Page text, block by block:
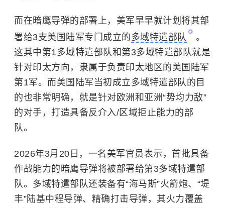
而在暗鹰导弹的部署上，美军早早就计划将其部
署给3支美国陆军专门成立的多域特遣部队
。
这其中第1多域特遣部队和第3多域特遣部队就是
针对印太方向，隶属于负责印太地区的美国陆军
第1军。而美国陆军当初成立多域特遣部队的目
的也非常明确，就是针对欧洲和亚洲“势均力敌”
的对手，打造具备反介入/区域拒止能力的部
队。
2026年3月20日，一名美军官员表示，首批具备
作战能力的暗鹰导弹将被部署给第3多域特遣部
队。多域特遣部队还装备有“海马斯”火箭炮、“堤
丰”陆基中程导弹、精确打击导弹，其火力覆盖